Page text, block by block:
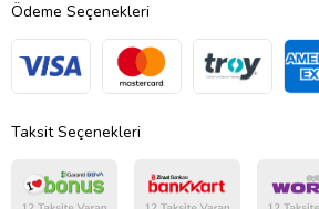
Ödeme Seçenekleri
Taksit Seçenekleri